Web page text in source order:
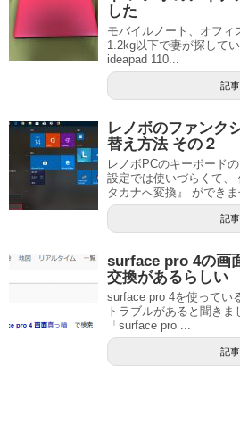
した
モバイルノート、オフィ
1.2kg以下で妻が探して
ideapad 110...
記
レノボのファンク
替え方法 その２
レノボPCのキーボード
設定では使いづらくて、
タカナへ変換』 ができま
記
surface pro 4の画
交換があるらしい
surface pro 4を使ってい
トラブルがあると聞き
「surface pro ...
記